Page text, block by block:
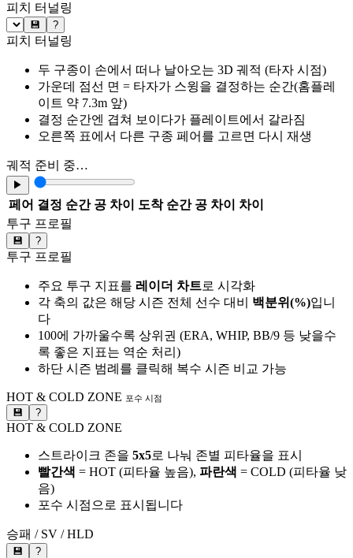
피치 터널링
💾 ?
피치 터널링
두 구종이 손에서 떠나 날아오는 3D 궤적 (타자 시점)
가운데 점선 면 = 타자가 스윙을 결정하는 순간(홈플레
이트 약 7.3m 앞)
결정 순간엔 겹쳐 보이다가 플레이트에서 갈라짐
오른쪽 표에서 다른 구종 페어를 고르면 다시 재생
궤적 준비 중…
▶
페어 결정 순간 공 차이 도착 순간 공 차이
차이
투구 프로필
💾 ?
투구 프로필
주요 투구 지표를 레이더 차트로 시각화
각 축의 값은 해당 시즌 전체 선수 대비 백분위(%)입니
다
100에 가까울수록 상위권 (ERA, WHIP, BB/9 등 낮을수
록 좋은 지표는 역순 처리)
하단 시즌 범례를 클릭해 복수 시즌 비교 가능
HOT & COLD ZONE 포수 시점
💾 ?
HOT & COLD ZONE
스트라이크 존을 5x5로 나눠 존별 피타율을 표시
빨간색 = HOT (피타율 높음), 파란색 = COLD (피타율 낮
음)
포수 시점으로 표시됩니다
승패 / SV / HLD
💾 ?